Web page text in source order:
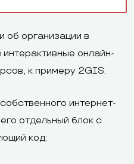
об организации в
онлайн-
к примеру 2GIS.
интернет-
отдельный блок с
код: